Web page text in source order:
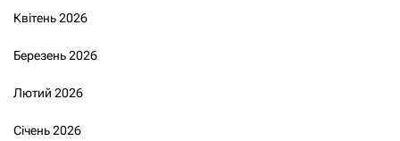
Квітень 2026
Березень 2026
Лютий 2026
Січень 2026